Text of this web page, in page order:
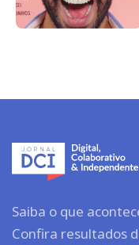
Saiba o que
Confira resultados